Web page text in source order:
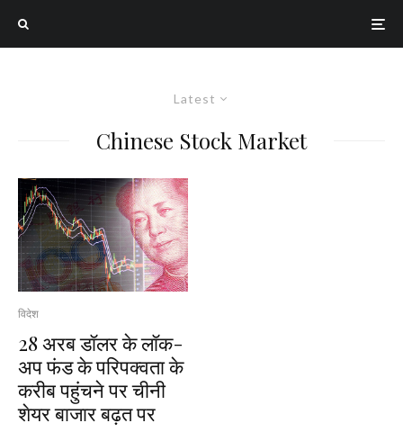
Latest
Chinese Stock Market
विदेश
28 अरब डॉलर के लॉक-
अप फंड के परिपक्वता के
करीब पहुंचने पर चीनी
शेयर बाजार बढ़त पर